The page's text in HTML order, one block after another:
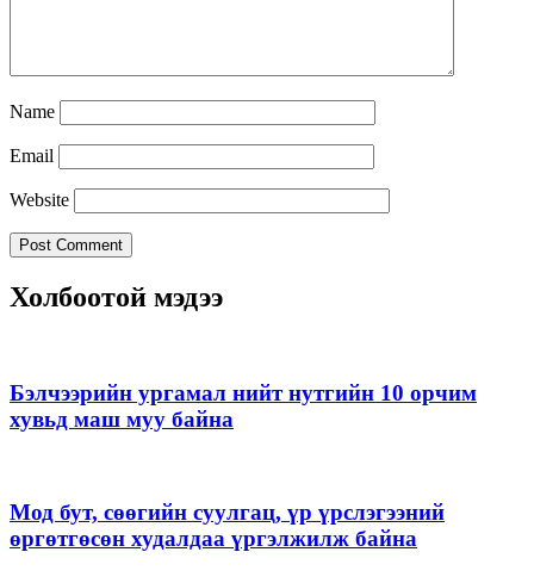
Name
Email
Website
Холбоотой мэдээ
Бэлчээрийн ургамал нийт нутгийн 10 орчим
хувьд маш муу байна
Мод бут, сөөгийн суулгац, үр үрслэгээний
өргөтгөсөн худалдаа үргэлжилж байна